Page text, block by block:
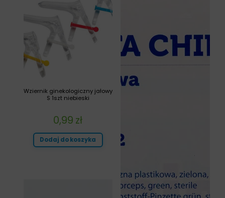
Wziernik ginekologiczny jałowy
S 1szt niebieski
0,99 zł
Dodaj do koszyka